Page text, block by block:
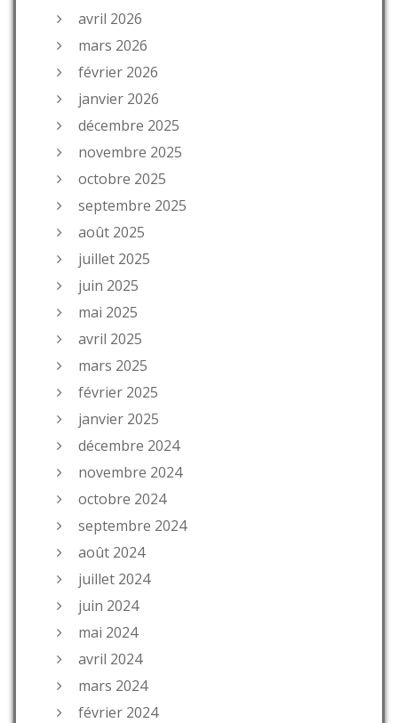
avril 2026
mars 2026
février 2026
janvier 2026
décembre 2025
novembre 2025
octobre 2025
septembre 2025
août 2025
juillet 2025
juin 2025
mai 2025
avril 2025
mars 2025
février 2025
janvier 2025
décembre 2024
novembre 2024
octobre 2024
septembre 2024
août 2024
juillet 2024
juin 2024
mai 2024
avril 2024
mars 2024
février 2024